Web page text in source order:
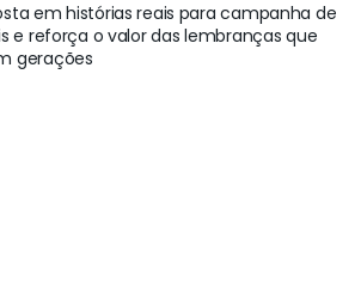
em histórias reais para campanha de
e reforça o valor das lembranças que
gerações